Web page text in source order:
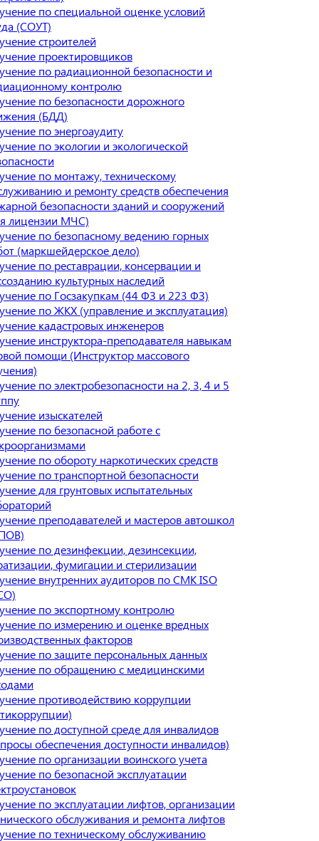
по специальной оценке условий
(СОУТ)
строителей
проектировщиков
по радиационной безопасности и
контролю
по безопасности дорожного
(БДД)
по энергоаудиту
по экологии и экологической
по монтажу, техническому
и ремонту средств обеспечения
безопасности зданий и сооружений
лицензии МЧС)
по безопасному ведению горных
(маркшейдерское дело)
по реставрации, консервации и
культурных наследий
по Госзакупкам (44 ФЗ и 223 ФЗ)
по ЖКХ (управление и эксплуатация)
кадастровых инженеров
инструктора-преподавателя навыкам
помощи (Инструктор массового
по электробезопасности на 2, 3, 4 и 5
изыскателей
по безопасной работе с
по обороту наркотических средств
по транспортной безопасности
для грунтовых испытательных
преподавателей и мастеров автошкол
по дезинфекции, дезинсекции,
фумигации и стерилизации
внутренних аудиторов по СМК ISO
по экспортному контролю
по измерению и оценке вредных
факторов
по защите персональных данных
по обращению с медицинскими
противодействию коррупции
по доступной среде для инвалидов
обеспечения доступности инвалидов)
по организации воинского учета
по безопасной эксплуатации
по эксплуатации лифтов, организации
обслуживания и ремонта лифтов
по техническому обслуживанию